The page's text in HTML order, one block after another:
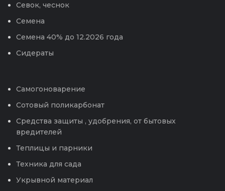
Севок, чеснок
Семена
Семена 40% до 12.2026 года
Сидераты
Самогоноварение
Сотовый поликарбонат
Средства защиты , удобрения, от бытовых
вредителей
Теплицы и парники
Техника для сада
Укрывной материал